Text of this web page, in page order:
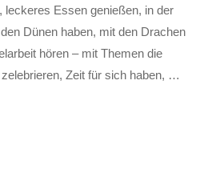
Essen genießen, in der
Dünen haben, mit den Drachen
hören – mit Themen die
Zeit für sich haben, …